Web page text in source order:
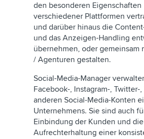
den besonderen Eigenschaften
verschiedener Plattformen
und darüber hinaus die
und das Anzeigen-Handling
übernehmen, oder gemeinsam
/ Agenturen gestalten.
Social-Media-Manager
Facebook-, Instagram-, Twitter-,
anderen Social-Media-Konten
Unternehmens. Sie sind auch
Einbindung der Kunden und die
Aufrechterhaltung einer